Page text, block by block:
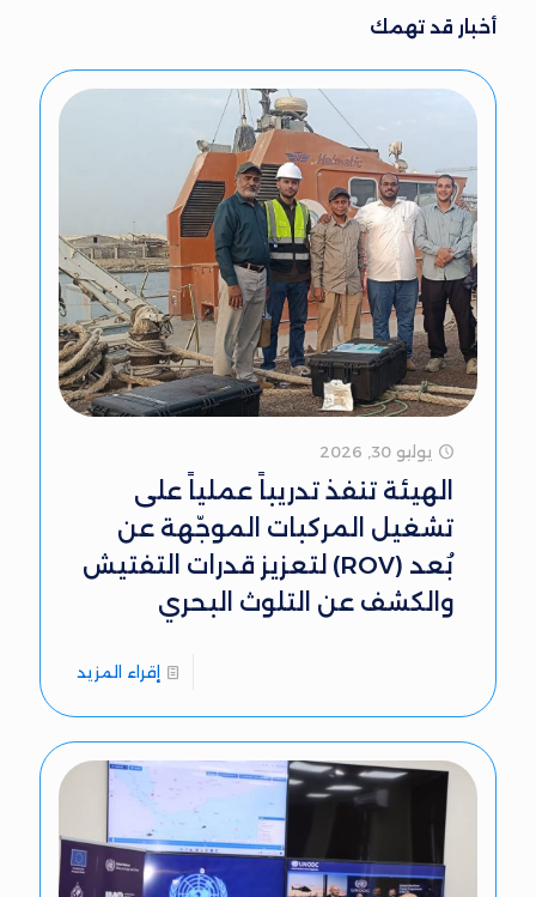
أخبار قد تهمك
يوليو 30, 2026
الهيئة تنفذ تدريباً عملياً على
تشغيل المركبات الموجّهة عن
بُعد (ROV) لتعزيز قدرات التفتيش
والكشف عن التلوث البحري
إقراء المزيد